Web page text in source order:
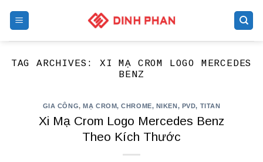
TAG ARCHIVES: XI MẠ CROM LOGO MERCEDES
BENZ
GIA CÔNG,MẠ CROM, CHROME, NIKEN, PVD, TITAN
Xi Mạ Crom Logo Mercedes Benz
Theo Kích Thước